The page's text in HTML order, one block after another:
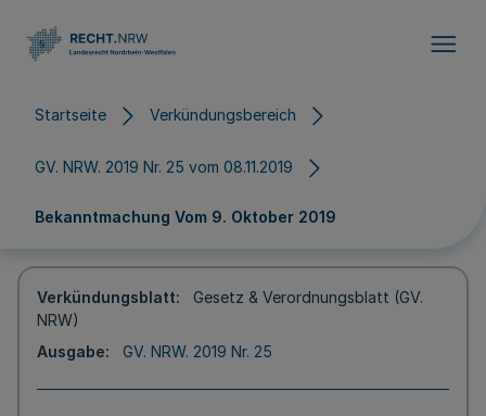
Startseite Verkündungsbereich
GV. NRW. 2019 Nr. 25 vom 08.11.2019
Bekanntmachung Vom 9. Oktober 2019
Verkündungsblatt
Gesetz & Verordnungsblatt (GV.
NRW)
Ausgabe
GV. NRW. 2019 Nr. 25